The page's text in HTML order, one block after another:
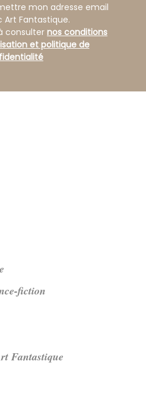
mon adresse email
Art Fantastique.
consulter nos conditions
et politique de
fiction
Fantastique